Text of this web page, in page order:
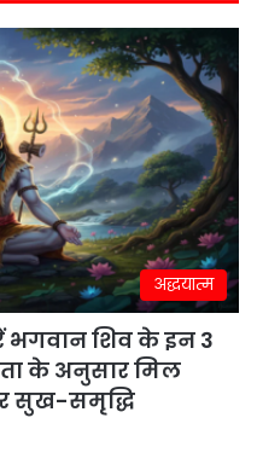
अद्धयात्म
भगवान शिव के इन 3
के अनुसार मिल
सुख-समृद्धि